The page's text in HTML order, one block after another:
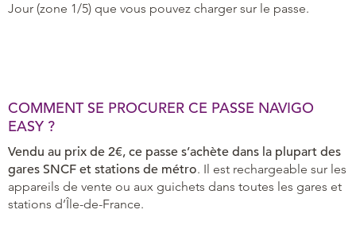
Jour (zone 1/5) que vous pouvez charger sur le passe.
COMMENT SE PROCURER CE PASSE NAVIGO
EASY ?
Vendu au prix de 2€, ce passe s’achète dans la plupart des
gares SNCF et stations de métro. Il est rechargeable sur les
appareils de vente ou aux guichets dans toutes les gares et
stations d’Île-de-France.